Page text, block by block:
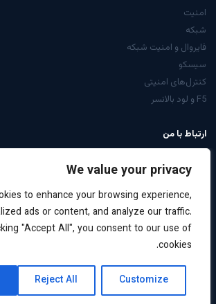
We value your privacy
to enhance your browsing experience,
ads or content, and analyze our traffic.
"Accept All", you consent to our use of
cookies.
Customize
Reject All
امنیت
شبکه
فایروال و امنیت شبکه
سیسکو
کنترل‌های امنیتی
F5 و لود بالانسر
ارتباط با من
LinkedIn: arabiyan
درخواست مشاوره
کلیه حقوق این سایت برای علیرضا عربیان محفوظ است ·